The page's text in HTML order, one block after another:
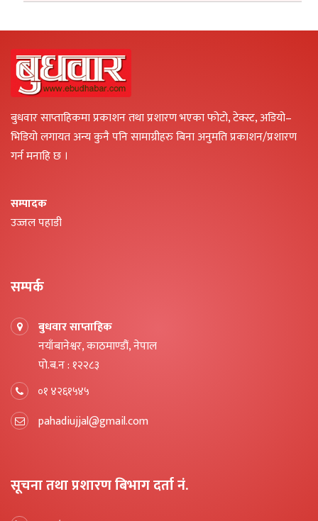
बुधवार साप्ताहिकमा प्रकाशन तथा प्रशारण भएका फोटो, टेक्स्ट, अडियो–
भिडियो लगायत अन्य कुनै पनि सामाग्रीहरु बिना अनुमति प्रकाशन/प्रशारण
गर्न मनाहि छ ।
सम्पादक
उज्जल पहाडी
सम्पर्क
बुधवार साप्ताहिक
नयाँबानेश्वर, काठमाण्डौं, नेपाल
पो.ब.न : १२२८३
०१ ४२६१५४५
pahadiujjal@gmail.com
सूचना तथा प्रशारण बिभाग दर्ता नं.